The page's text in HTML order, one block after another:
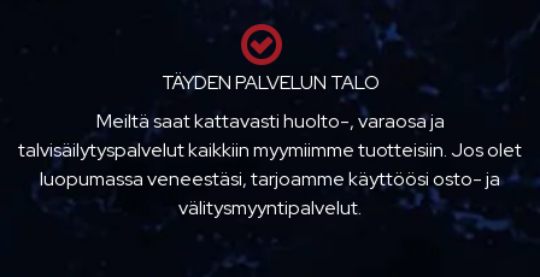
TÄYDEN PALVELUN TALO
Meiltä saat kattavasti huolto-, varaosa ja
talvisäilytyspalvelut kaikkiin myymiimme tuotteisiin. Jos olet
luopumassa veneestäsi, tarjoamme käyttöösi osto- ja
välitysmyyntipalvelut.